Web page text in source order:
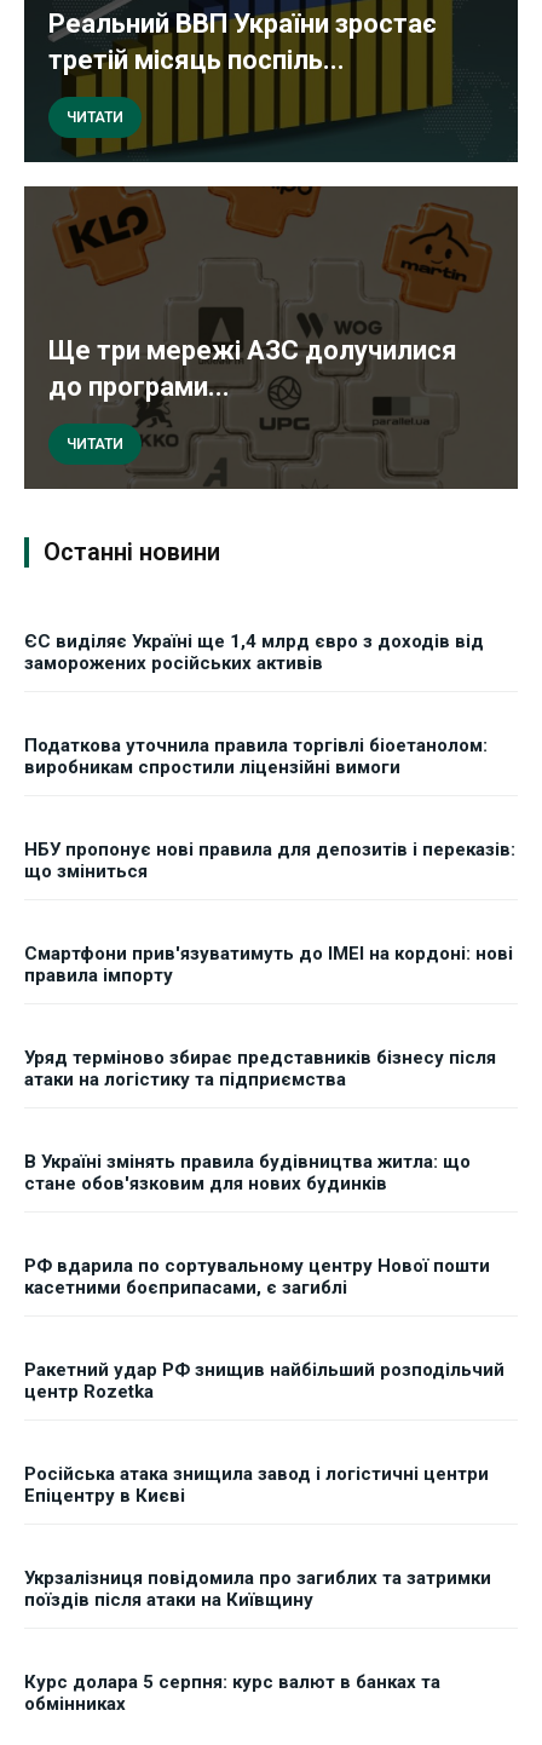
Реальний ВВП України зростає
третій місяць поспіль...
ЧИТАТИ
Ще три мережі АЗС долучилися
до програми...
ЧИТАТИ
Останні новини
ЄС виділяє Україні ще 1,4 млрд євро з доходів від
заморожених російських активів
Податкова уточнила правила торгівлі біоетанолом:
виробникам спростили ліцензійні вимоги
НБУ пропонує нові правила для депозитів і переказів:
що зміниться
Смартфони прив'язуватимуть до IMEI на кордоні: нові
правила імпорту
Уряд терміново збирає представників бізнесу після
атаки на логістику та підприємства
В Україні змінять правила будівництва житла: що
стане обов'язковим для нових будинків
РФ вдарила по сортувальному центру Нової пошти
касетними боєприпасами, є загиблі
Ракетний удар РФ знищив найбільший розподільчий
центр Rozetka
Російська атака знищила завод і логістичні центри
Епіцентру в Києві
Укрзалізниця повідомила про загиблих та затримки
поїздів після атаки на Київщину
Курс долара 5 серпня: курс валют в банках та
обмінниках